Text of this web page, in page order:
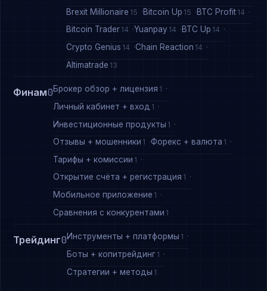
Brexit Millionaire 15 Bitcoin Up 15 BTC Profit 14
Bitcoin Trader 14 Yuanpay 14 BTC Up 14
Crypto Genius 14 Chain Reaction 14
Altimatrade 13
Финам0Брокер обзор + лицензия 1
Личный кабинет + вход 1
Инвестиционные продукты 1
Отзывы + мошенники 1 Форекс + валюта 1
Тарифы + комиссии 1
Открытие счёта + регистрация 1
Мобильное приложение 1
Сравнения с конкурентами 1
Трейдинг0Инструменты + платформы 1
Боты + копитрейдинг 1
Стратегии + методы 1